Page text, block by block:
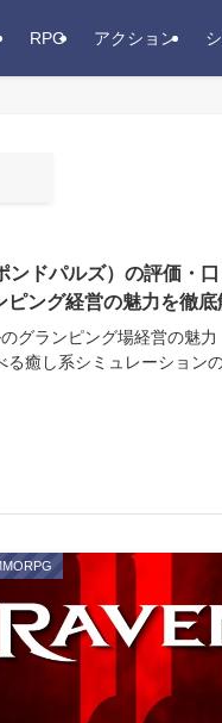
RPG アクション
ンドパルズ）の評価・口
ピング経営の魅力を徹底
グランピング場経営の魅力
癒し系シミュレーション